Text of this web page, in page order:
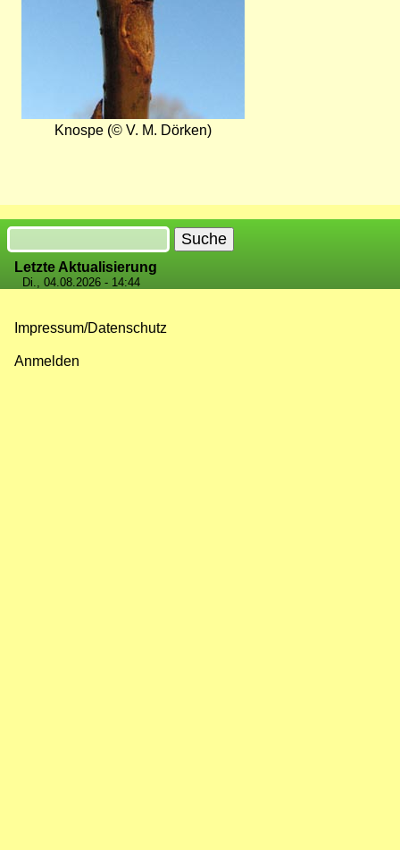
Knospe (© V. M. Dörken)
Suche
Letzte Aktualisierung
Di., 04.08.2026 - 14:44
Impressum/Datenschutz
Anmelden